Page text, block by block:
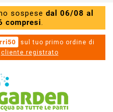
sospese dal 06/08 al
compresi.
sul tuo primo ordine di
cliente registrato